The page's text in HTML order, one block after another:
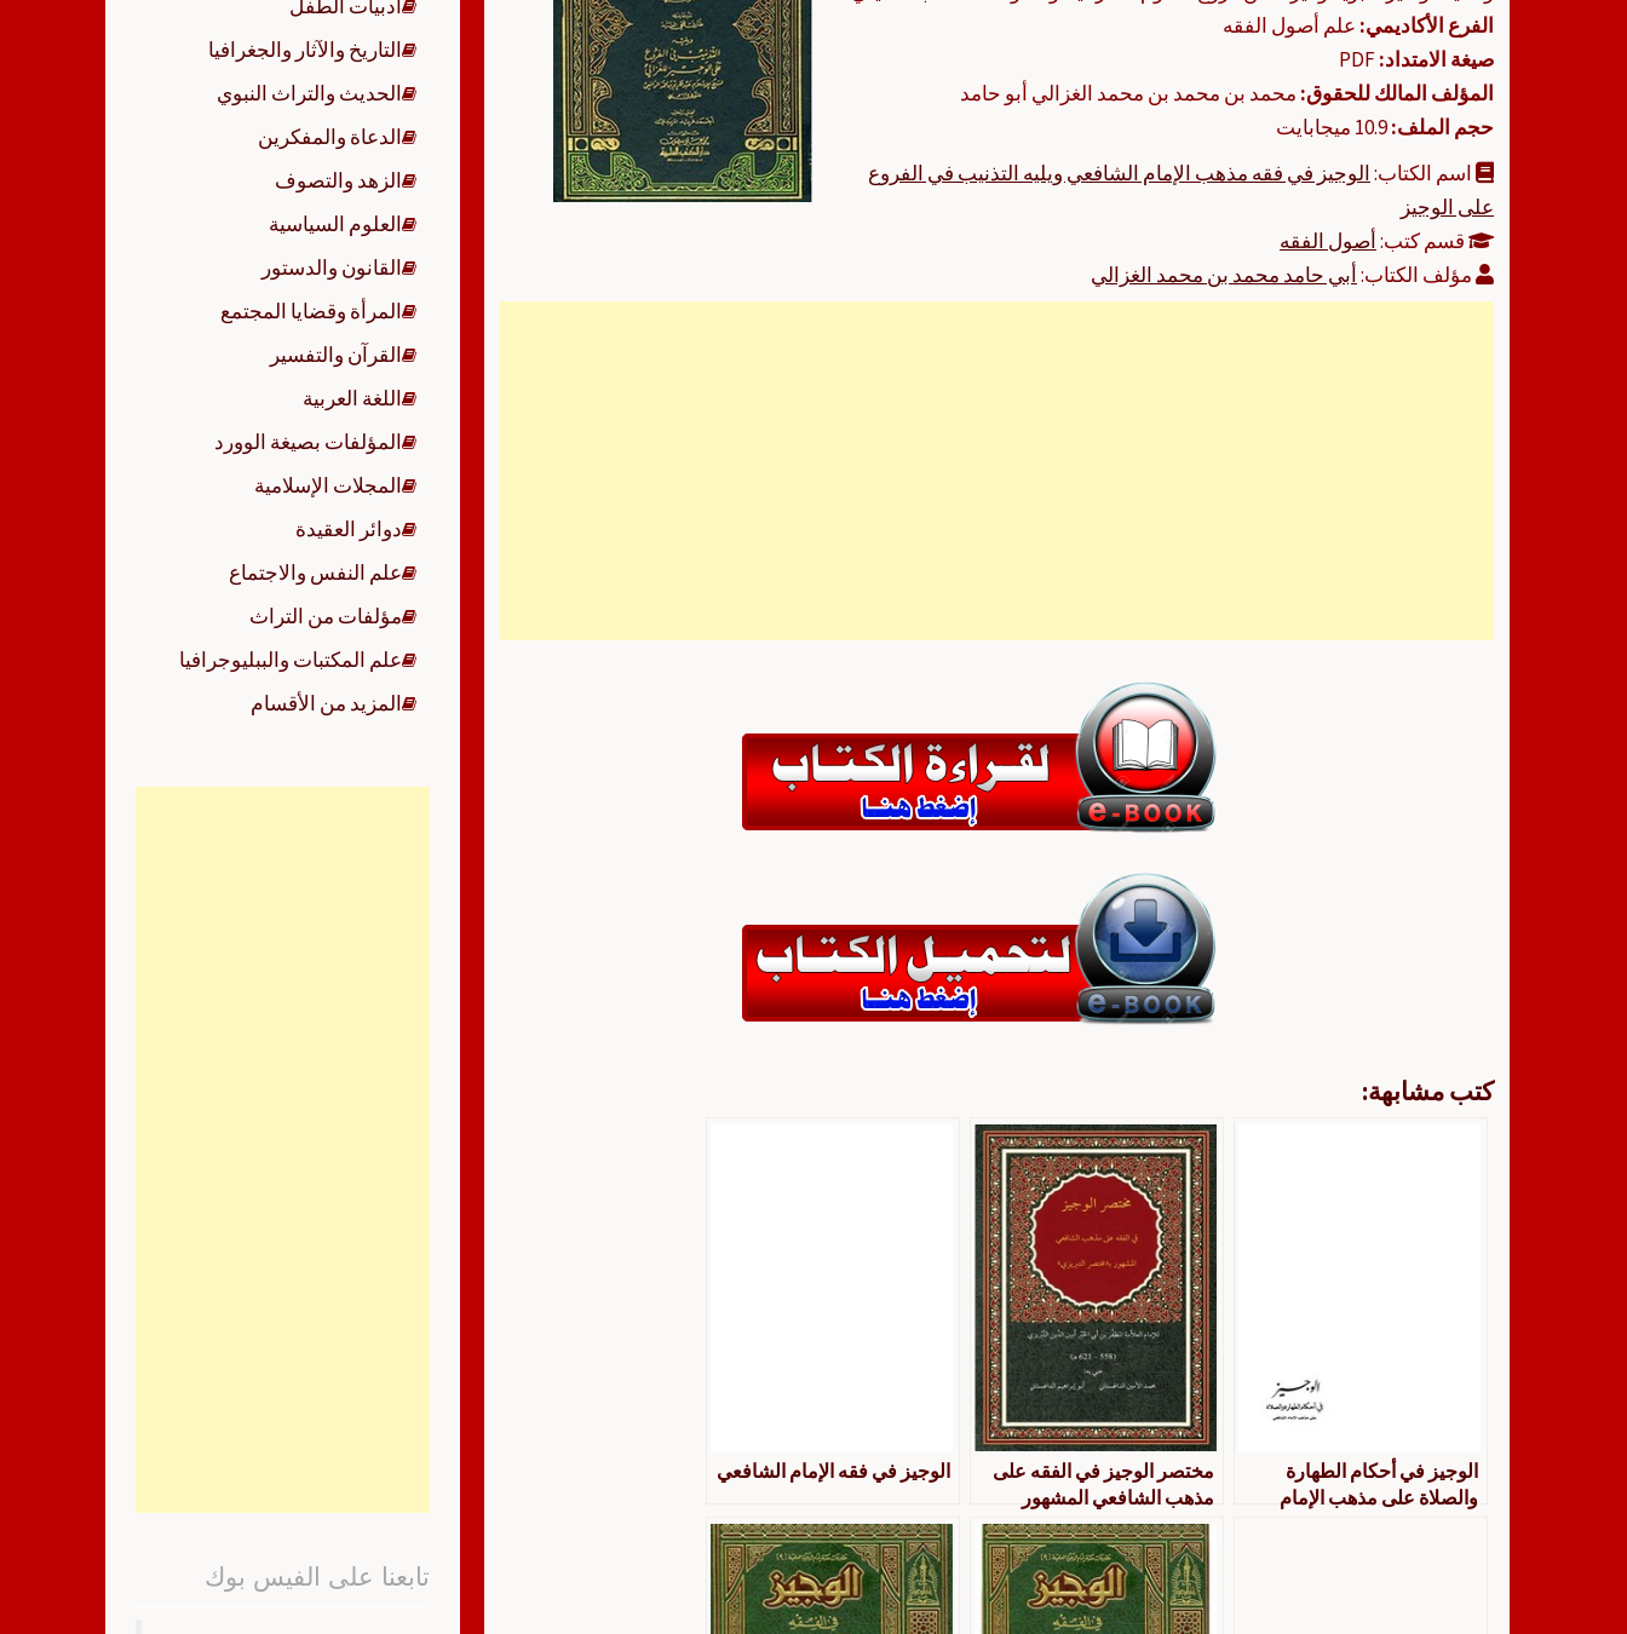
الفرع الأكاديمي: علم أصول الفقه
صيغة الامتداد:
المؤلف المالك للحقوق: محمد بن محمد بن محمد الغزالي أبو حامد
حجم الملف:10.9 ميجابايت
اسم الكتاب:الوجيز في فقه مذهب الإمام الشافعي ويليه التذنيب في الفروع
على الوجيز
قسم كتب:أصول الفقه
مؤلف الكتاب:أبي حامد محمد بن محمد الغزالي
كتب مشابهة:
الوجيز في أحكام الطهارة
والصلاة على مذهب الإمام
مختصر الوجيز في الفقه على
مذهب الشافعي المشهور
بمختصر التبريزي
الوجيز في فقه الإمام الشافعي
أدبيات الطفل
التاريخ والآثار والجغرافيا
الحديث والتراث النبوي
الدعاة والمفكرين
الزهد والتصوف
العلوم السياسية
القانون والدستور
المرأة وقضايا المجتمع
القرآن والتفسير
اللغة العربية
المؤلفات بصيغة الوورد
المجلات الإسلامية
دوائر العقيدة
علم النفس والاجتماع
مؤلفات من التراث
علم المكتبات والببليوجرافيا
المزيد من الأقسام
تابعنا على الفيس بوك